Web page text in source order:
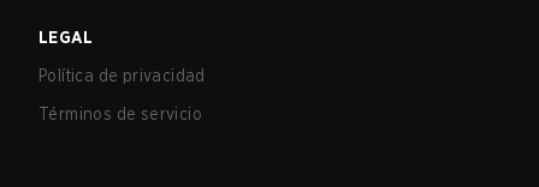
LEGAL
Política de privacidad
Términos de servicio